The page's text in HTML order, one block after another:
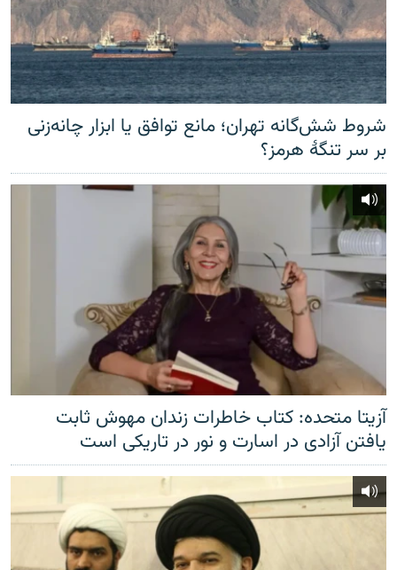
شروط شش‌گانه تهران؛ مانع توافق یا ابزار چانه‌زنی
بر سر تنگهٔ هرمز؟
آزیتا متحده: کتاب خاطرات زندان مهوش ثابت
یافتن آزادی در اسارت و نور در تاریکی است